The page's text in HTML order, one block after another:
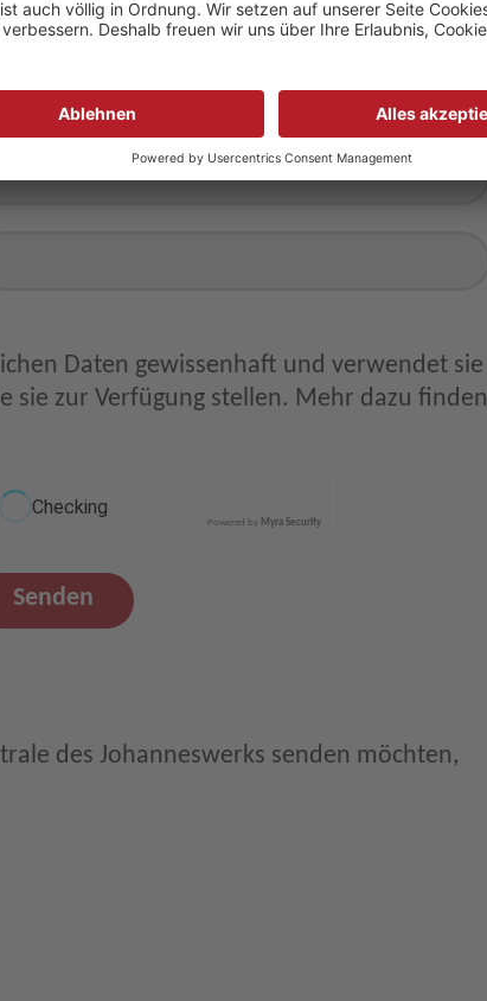
Daten gewissenhaft und verwendet sie
sie zur Verfügung stellen. Mehr dazu finden
Powered by Myra Security
Senden
des Johanneswerks senden möchten,